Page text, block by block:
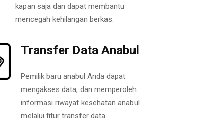
kapan saja dan dapat membantu
mencegah kehilangan berkas.
Transfer Data Anabul
Pemilik baru anabul Anda dapat
mengakses data, dan memperoleh
informasi riwayat kesehatan anabul
melalui fitur transfer data.